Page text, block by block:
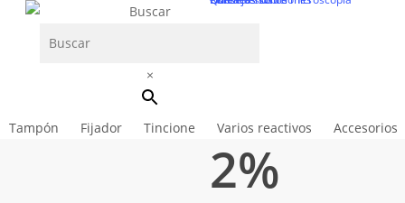
Buscar
×
Tampón Fijador Tincione Varios reactivos Accesorios
2%